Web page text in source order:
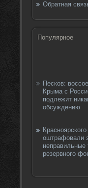
Обратная
Популярное
Песков:
Крыма с
подлежит
обсуждению
оштрафовали
неправильные
резервного